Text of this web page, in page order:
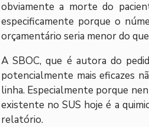
obviamente a morte do
especificamente porque o
orçamentário seria menor do
A SBOC, que é autora do
potencialmente mais eficazes
linha. Especialmente porque
existente no SUS hoje é a
relatório.